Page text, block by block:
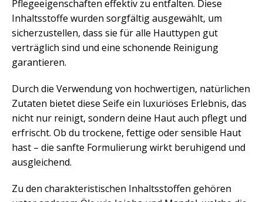
Pflegeeigenschaften effektiv zu entfalten. Diese
Inhaltsstoffe wurden sorgfältig ausgewählt, um
sicherzustellen, dass sie für alle Hauttypen gut
verträglich sind und eine schonende Reinigung
garantieren.
Durch die Verwendung von hochwertigen, natürlichen
Zutaten bietet diese Seife ein luxuriöses Erlebnis, das
nicht nur reinigt, sondern deine Haut auch pflegt und
erfrischt. Ob du trockene, fettige oder sensible Haut
hast – die sanfte Formulierung wirkt beruhigend und
ausgleichend.
Zu den charakteristischen Inhaltsstoffen gehören